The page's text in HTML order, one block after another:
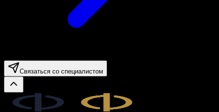
Связаться со специалистом